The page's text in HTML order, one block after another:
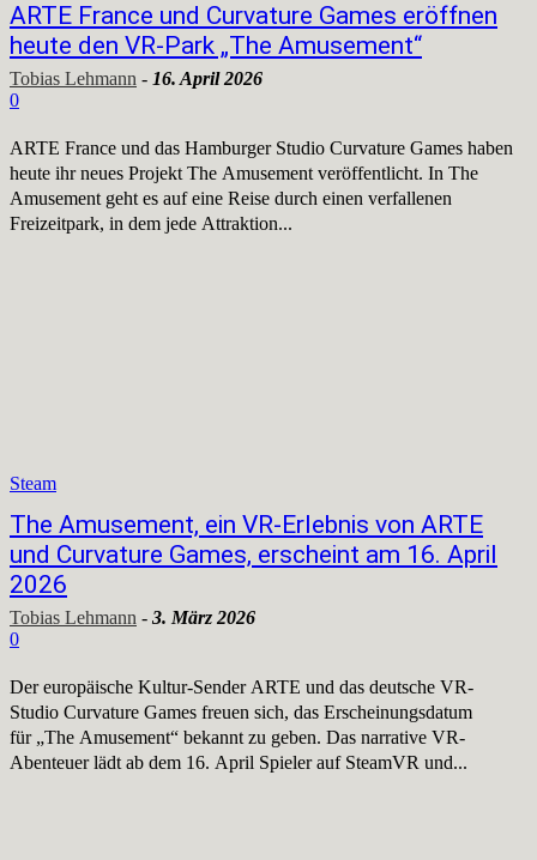
ARTE France und Curvature Games eröffnen
heute den VR-Park „The Amusement“
Tobias Lehmann - 16. April 2026
0
ARTE France und das Hamburger Studio Curvature Games haben
heute ihr neues Projekt The Amusement veröffentlicht. In The
Amusement geht es auf eine Reise durch einen verfallenen
Freizeitpark, in dem jede Attraktion...
Steam
The Amusement, ein VR-Erlebnis von ARTE
und Curvature Games, erscheint am 16. April
2026
Tobias Lehmann - 3. März 2026
0
Der europäische Kultur-Sender ARTE und das deutsche VR-
Studio Curvature Games freuen sich, das Erscheinungsdatum
für „The Amusement“ bekannt zu geben. Das narrative VR-
Abenteuer lädt ab dem 16. April Spieler auf SteamVR und...